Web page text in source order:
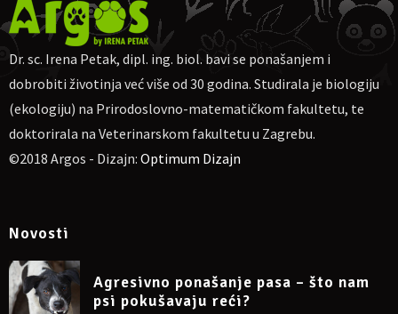
Dr. sc. Irena Petak, dipl. ing. biol. bavi se ponašanjem i
dobrobiti životinja već više od 30 godina. Studirala je biologiju
(ekologiju) na Prirodoslovno-matematičkom fakultetu, te
doktorirala na Veterinarskom fakultetu u Zagrebu.
©2018 Argos - Dizajn: Optimum Dizajn
Novosti
Agresivno ponašanje pasa – što nam
psi pokušavaju reći?